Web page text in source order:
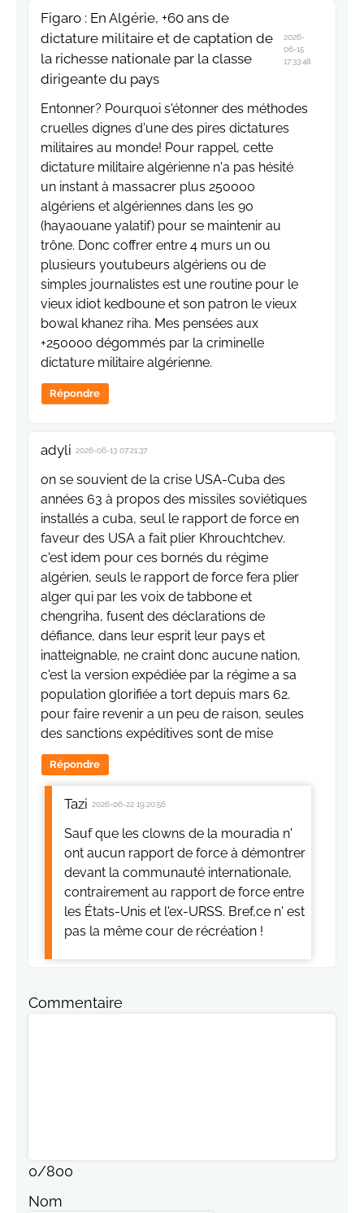
Figaro : En Algérie, +60 ans de
dictature militaire et de captation de
la richesse nationale par la classe
dirigeante du pays
2026-
06-15
17:33:48
Entonner? Pourquoi s'étonner des méthodes
cruelles dignes d'une des pires dictatures
militaires au monde! Pour rappel, cette
dictature militaire algérienne n'a pas hésité
un instant à massacrer plus 250000
algériens et algériennes dans les 90
(hayaouane yalatif) pour se maintenir au
trône. Donc coffrer entre 4 murs un ou
plusieurs youtubeurs algériens ou de
simples journalistes est une routine pour le
vieux idiot kedboune et son patron le vieux
bowal khanez riha. Mes pensées aux
+250000 dégommés par la criminelle
dictature militaire algérienne.
Répondre
adyli 2026-06-13 07:21:37
on se souvient de la crise USA-Cuba des
années 63 à propos des missiles soviétiques
installés a cuba, seul le rapport de force en
faveur des USA a fait plier Khrouchtchev.
c'est idem pour ces bornés du régime
algérien, seuls le rapport de force fera plier
alger qui par les voix de tabbone et
chengriha, fusent des déclarations de
défiance, dans leur esprit leur pays et
inatteignable, ne craint donc aucune nation,
c'est la version expédiée par la régime a sa
population glorifiée a tort depuis mars 62.
pour faire revenir a un peu de raison, seules
des sanctions expéditives sont de mise
Répondre
Tazi 2026-06-22 19:20:56
Sauf que les clowns de la mouradia n'
ont aucun rapport de force à démontrer
devant la communauté internationale,
contrairement au rapport de force entre
les États-Unis et l'ex-URSS. Bref,ce n' est
pas la même cour de récréation !
Commentaire
0/800
Nom